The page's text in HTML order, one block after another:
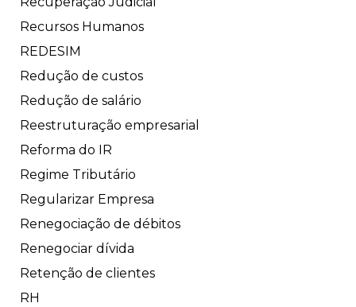
Recursos Humanos
REDESIM
Redução de custos
Redução de salário
Reestruturação empresarial
Reforma do IR
Regime Tributário
Regularizar Empresa
Renegociação de débitos
Renegociar dívida
Retenção de clientes
RH